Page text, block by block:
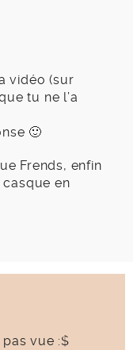
vidéo (sur
tu ne l’a
🙂
Frends, enfin
en
pas vue :$